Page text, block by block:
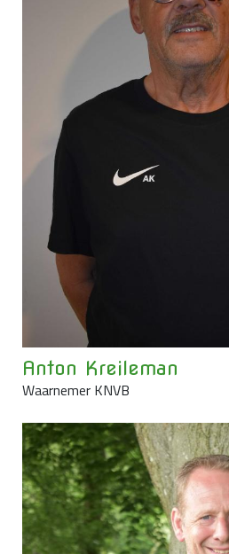
Anton Kreileman
Waarnemer KNVB